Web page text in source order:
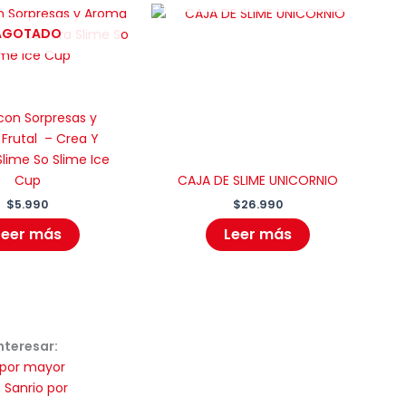
Sorpresas y
– Crea Y
So Slime Ice
Cup
$5.990
más
CAJA DE SLIME UNICORNIO
$26.990
Leer más
mayor
por